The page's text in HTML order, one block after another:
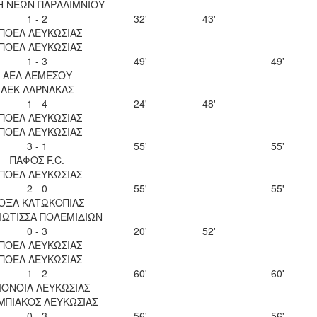
ΝΕΩΝ ΠΑΡΑΛΙΜΝΙΟΥ
1 - 2
ΛΕΥΚΩΣΙΑΣ
32'
43'
ΛΕΥΚΩΣΙΑΣ
1 - 3
ΑΕΛ ΛΕΜΕΣΟΥ
49'
49'
ΑΕΚ ΛΑΡΝΑΚΑΣ
1 - 4
ΛΕΥΚΩΣΙΑΣ
24'
48'
ΛΕΥΚΩΣΙΑΣ
3 - 1
ΠΑΦΟΣ F.C.
55' 55'
ΛΕΥΚΩΣΙΑΣ
2 - 0
ΚΑΤΩΚΟΠΙΑΣ
55'
55'
ΠΟΛΕΜΙΔΙΩΝ
0 - 3
ΛΕΥΚΩΣΙΑΣ
20' 52'
ΛΕΥΚΩΣΙΑΣ
1 - 2
ΛΕΥΚΩΣΙΑΣ
60'
60'
ΛΕΥΚΩΣΙΑΣ